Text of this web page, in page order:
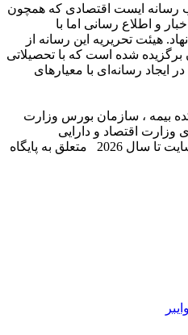
رسانه‌ ایست اقتصادی که همچون
و اطلاع رسانی اما با
هیئت تحریریه این رسانه از
برگزیده شده است که با تحصیلاتی
ایجاد رسانه‌ای با معیار‌های
بیمه ، سازمان بورس وزارت
اقتصاد و دارایی
© تمامی حقوق مادی و معنوی سایت تا سال 2026 متعلق به پایگاه
وایبر